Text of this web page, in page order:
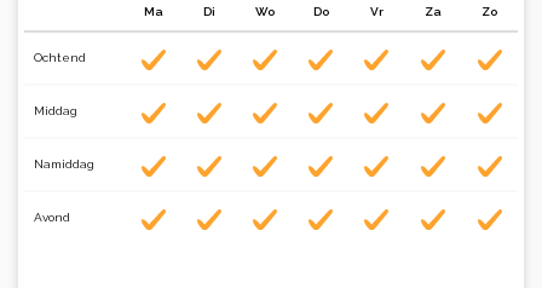
Ma Di Wo Do Vr Za Zo
Ochtend
Middag
Namiddag
Avond